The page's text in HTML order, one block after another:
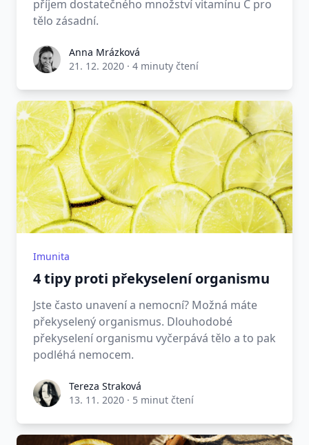
příjem dostatečného množství vitamínu C pro
tělo zásadní.
Anna Mrázková
21. 12. 2020 · 4 minuty čtení
Imunita
4 tipy proti překyselení organismu
Jste často unavení a nemocní? Možná máte
překyselený organismus. Dlouhodobé
překyselení organismu vyčerpává tělo a to pak
podléhá nemocem.
Tereza Straková
13. 11. 2020 · 5 minut čtení